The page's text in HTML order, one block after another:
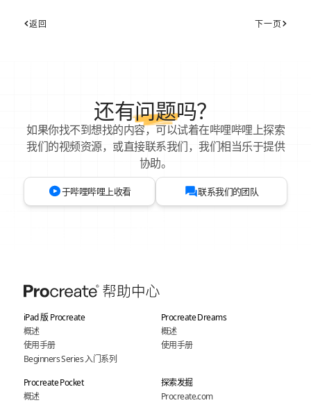
返回 下一页
还有问题吗？
如果你找不到想找的内容，可以试着在哔哩哔哩上探索
我们的视频资源，或直接联系我们，我们相当乐于提供
协助。
于哔哩哔哩上收看 联系我们的团队
iPad 版 Procreate
概述
使用手册
Beginners Series 入门系列
Procreate Dreams
概述
使用手册
Procreate Pocket
概述
探索发掘
Procreate.com